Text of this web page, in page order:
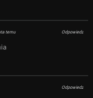
temu Odpowiedz
Odpowiedz